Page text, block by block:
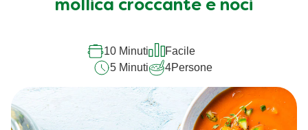
mollica croccante e noci
10 Minuti
Facile
5 Minuti
4Persone